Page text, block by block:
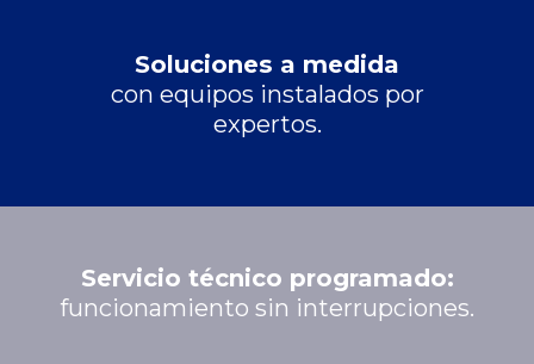
Soluciones a medida
con equipos instalados por
expertos.
Servicio técnico programado:
funcionamiento sin interrupciones.